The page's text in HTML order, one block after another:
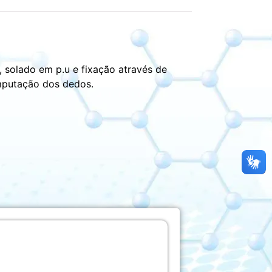
em p.u e fixação através de
dos dedos.